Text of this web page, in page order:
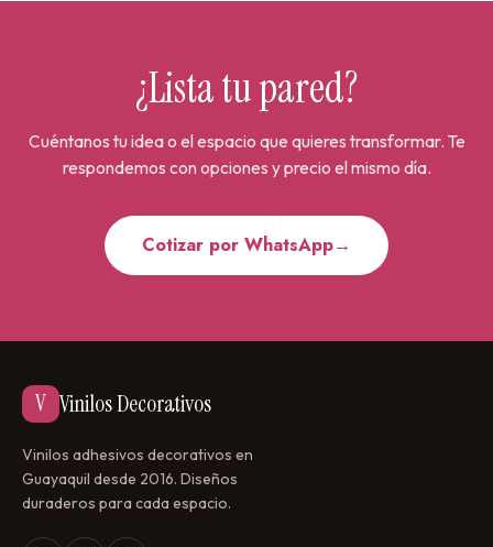
¿Lista tu pared?
Cuéntanos tu idea o el espacio que quieres transformar. Te
respondemos con opciones y precio el mismo día.
Cotizar por WhatsApp→
V Vinilos Decorativos
Vinilos adhesivos decorativos en
Guayaquil desde 2016. Diseños
duraderos para cada espacio.